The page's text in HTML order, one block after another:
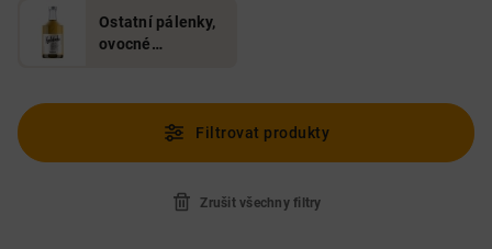
Ostatní pálenky,
ovocné
Filtrovat produkty
Zrušit všechny filtry